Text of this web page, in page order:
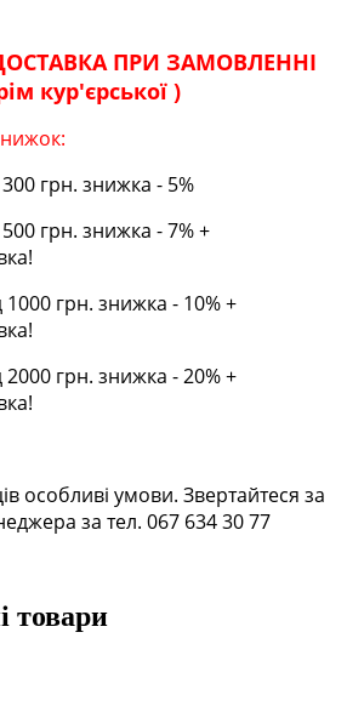
ПРИ ЗАМОВЛЕННІ
кур'єрської )
грн. знижка - 5%
грн. знижка - 7% +
грн. знижка - 10% +
грн. знижка - 20% +
особливі умови. Звертайтеся за
за тел. 067 634 30 77
товари